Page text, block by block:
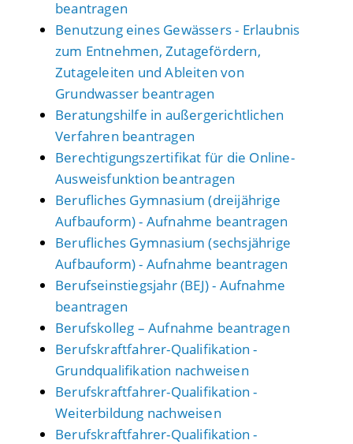
beantragen
Benutzung eines Gewässers - Erlaubnis
zum Entnehmen, Zutagefördern,
Zutageleiten und Ableiten von
Grundwasser beantragen
Beratungshilfe in außergerichtlichen
Verfahren beantragen
Berechtigungszertifikat für die Online-
Ausweisfunktion beantragen
Berufliches Gymnasium (dreijährige
Aufbauform) - Aufnahme beantragen
Berufliches Gymnasium (sechsjährige
Aufbauform) - Aufnahme beantragen
Berufseinstiegsjahr (BEJ) - Aufnahme
beantragen
Berufskolleg – Aufnahme beantragen
Berufskraftfahrer-Qualifikation -
Grundqualifikation nachweisen
Berufskraftfahrer-Qualifikation -
Weiterbildung nachweisen
Berufskraftfahrer-Qualifikation -